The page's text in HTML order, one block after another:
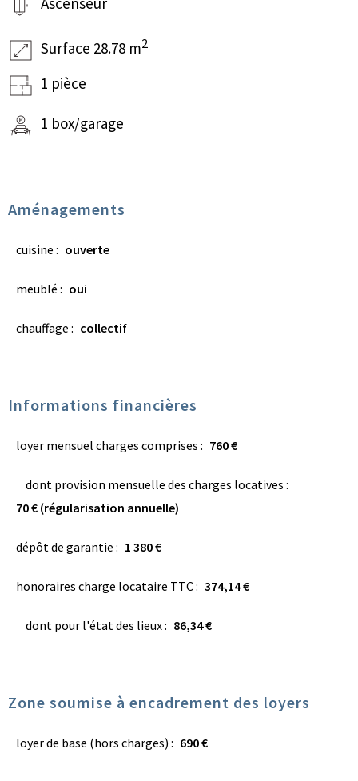
Surface 28.78 m2
1 pièce
1 box/garage
Aménagements
cuisine : ouverte
meublé : oui
chauffage : collectif
Informations financières
loyer mensuel charges comprises : 760 €
dont provision mensuelle des charges locatives :
70 € (régularisation annuelle)
dépôt de garantie : 1 380 €
honoraires charge locataire TTC : 374,14 €
dont pour l'état des lieux : 86,34 €
Zone soumise à encadrement des loyers
loyer de base (hors charges) : 690 €